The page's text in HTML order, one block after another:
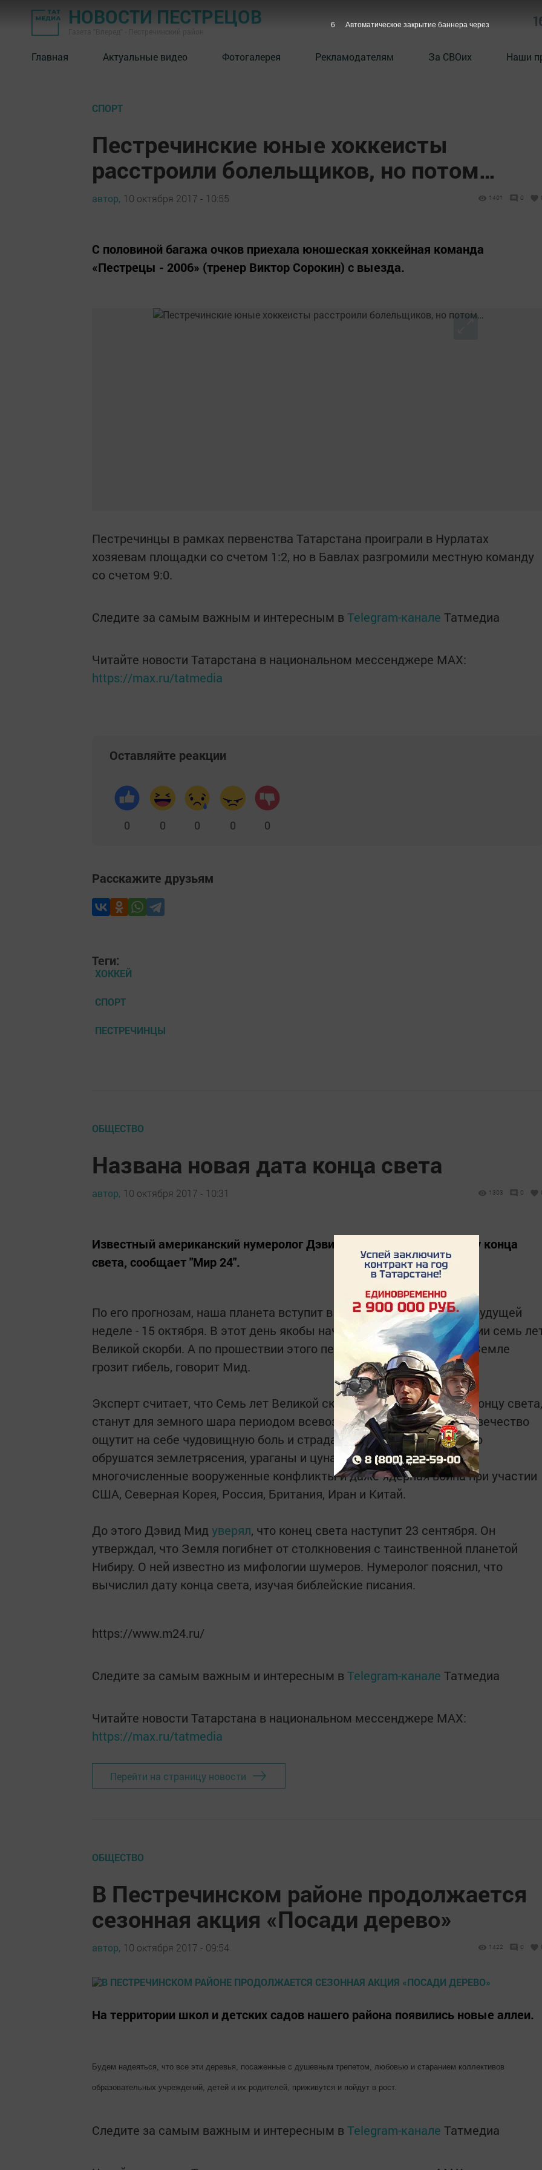
НОВОСТИ ПЕСТРЕЦОВ
Главная Актуальные видео Фотогалерея Рекламодателям За СВОих Наши
СПОРТ
Пестречинские юные хоккеисты
расстроили болельщиков, но потом…
автор, 10 октября 2017 - 10:55 1401 0
С половиной багажа очков приехала юношеская хоккейная команда
«Пестрецы - 2006» (тренер Виктор Сорокин) с выезда.
Пестречинцы в рамках первенства Татарстана проиграли в Нурлатах
хозяевам площадки со счетом 1:2, но в Бавлах разгромили местную команду
со счетом 9:0.
Следите за самым важным и интересным в Telegram-канале Татмедиа
Читайте новости Татарстана в национальном мессенджере MАХ:
https://max.ru/tatmedia
Оставляйте реакции
0 0 0 0 0
Расскажите друзьям
Теги:
ХОККЕЙ
СПОРТ
ПЕСТРЕЧИНЦЫ
ОБЩЕСТВО
Названа новая дата конца света
автор, 10 октября 2017 - 10:31 1303 0
Известный американский нумеролог Дэвид Мид назвал новую дату конца
света, сообщает "Мир 24".
По его прогнозам, наша планета вступит в опасный период уже на будущей
неделе - 15 октября. В этот день якобы начнутся описанные в Библии семь
Великой скорби. А по прошествии этого периода всему живому на Земле
грозит гибель, говорит Мид.
Эксперт считает, что Семь лет Великой скорби, предшествующие концу света,
станут для земного шара периодом всевозможных бедствий - человечество
ощутит на себе чудовищную боль и страдания. Например, на Землю
обрушатся землетрясения, ураганы и цунами, также не исключены
многочисленные вооруженные конфликты и даже ядерная война при участии
США, Северная Корея, Россия, Британия, Иран и Китай.
До этого Дэвид Мид уверял, что конец света наступит 23 сентября. Он
утверждал, что Земля погибнет от столкновения с таинственной планетой
Нибиру. О ней известно из мифологии шумеров. Нумеролог пояснил, что
вычислил дату конца света, изучая библейские писания.
https://www.m24.ru/
Следите за самым важным и интересным в Telegram-канале Татмедиа
Читайте новости Татарстана в национальном мессенджере MАХ:
https://max.ru/tatmedia
Перейти на страницу новости
ОБЩЕСТВО
В Пестречинском районе продолжается
сезонная акция «Посади дерево»
автор, 10 октября 2017 - 09:54 1422 0
На территории школ и детских садов нашего района появились новые аллеи.
Будем надеяться, что все эти деревья, посаженные с душевным трепетом, любовью и старанием коллективов
образовательных учреждений, детей и их родителей, приживутся и пойдут в рост.
Следите за самым важным и интересным в Telegram-канале Татмедиа
5 Автоматическое закрытие баннера через